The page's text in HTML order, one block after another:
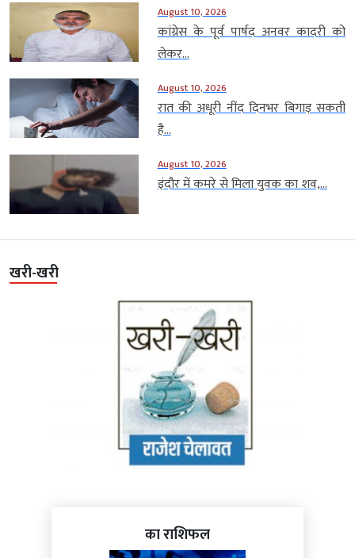
August 10, 2026
कांग्रेस के पूर्व पार्षद अनवर कादरी को
लेकर...
August 10, 2026
रात की अधूरी नींद दिनभर बिगाड़ सकती
है...
August 10, 2026
इंदौर में कमरे से मिला युवक का शव,...
खरी-खरी
का राशिफल